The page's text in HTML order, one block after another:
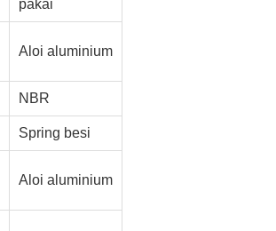
pakai
Aloi aluminium
NBR
Spring besi
Aloi aluminium